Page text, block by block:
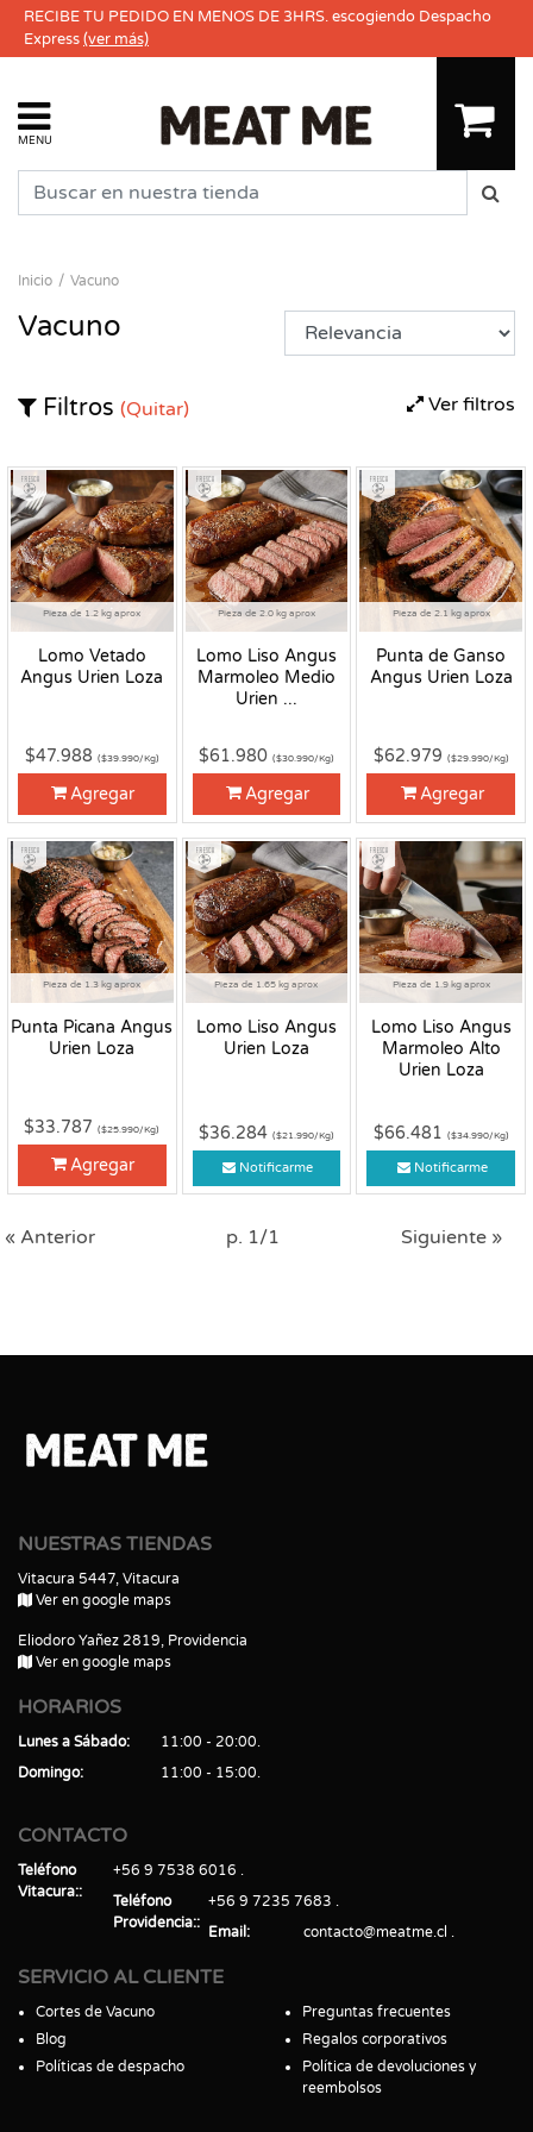
RECIBE TU PEDIDO EN MENOS DE 3HRS. escogiendo Despacho
Express(ver más)
MENU
Inicio Vacuno
Vacuno
Ver filtros
Filtros (Quitar)
Pieza de 1.2 kg aprox
Lomo Vetado
Angus Urien Loza
Fresco
$47.988 ($39.990/Kg)
Agregar
Pieza de 2.0 kg aprox
Lomo Liso Angus
Marmoleo Medio
Urien ...
Fresco
$61.980 ($30.990/Kg)
Agregar
Pieza de 2.1 kg aprox
Punta de Ganso
Angus Urien Loza
Fresco
$62.979 ($29.990/Kg)
Agregar
Pieza de 1.3 kg aprox
Punta Picana Angus
Urien Loza
Fresco
$33.787($25.990/Kg)
Agregar
Pieza de 1.65 kg aprox
Lomo Liso Angus
Urien Loza
Fresco
$36.284 ($21.990/Kg)
Notificarme
Pieza de 1.9 kg aprox
Lomo Liso Angus
Marmoleo Alto
Urien Loza
Fresco
$66.481 ($34.990/Kg)
Notificarme
« Anterior p. 1/1 Siguiente »
NUESTRAS TIENDAS
Vitacura 5447, Vitacura
Ver en google maps
Eliodoro Yañez 2819, Providencia
Ver en google maps
HORARIOS
Lunes a Sábado
11:00 - 20:00
Domingo
11:00 - 15:00
CONTACTO
Teléfono
Vitacura:
+56 9 7538 6016
Teléfono
Providencia:
+56 9 7235 7683
Email
contacto@meatme.cl
SERVICIO AL CLIENTE
Cortes de Vacuno
Blog
Políticas de despacho
Preguntas frecuentes
Regalos corporativos
Política de devoluciones y
reembolsos